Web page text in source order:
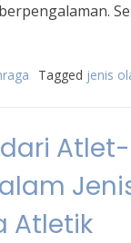
Tagged jenis
Atletik